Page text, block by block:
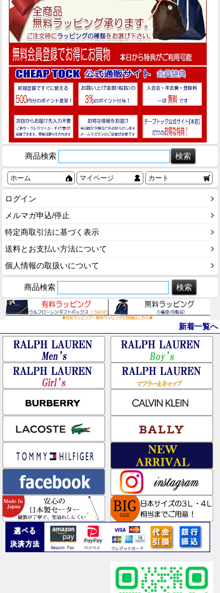
商品検索
ホーム マイページ カート
ログイン
メルマガ申込/停止
特定商取引法に基づく表示
送料とお支払い方法について
個人情報の取扱いについて
商品検索
新着一覧へ